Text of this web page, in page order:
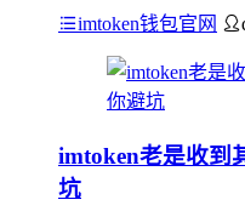
imtoken钱包官网
imtoken老是收到
坑